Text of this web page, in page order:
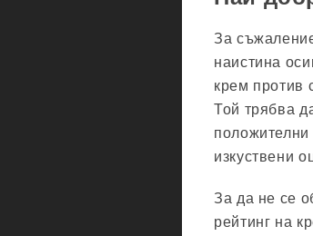
За
наистина
крем против
Той трябва
изкуствени
За да не се
рейтинг на